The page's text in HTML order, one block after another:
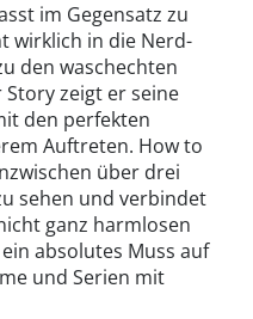
im Gegensatz zu
wirklich in die Nerd-
den waschechten
zeigt er seine
den perfekten
Auftreten. How to
über drei
sehen und verbindet
ganz harmlosen
absolutes Muss auf
und Serien mit